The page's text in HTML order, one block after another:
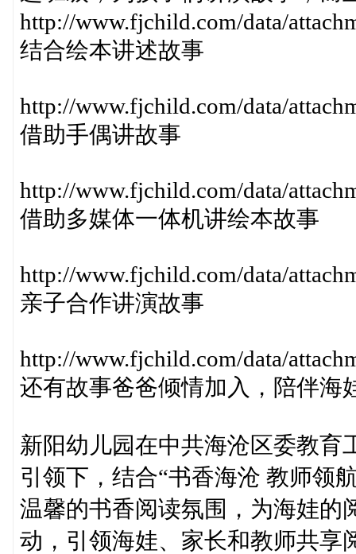
http://www.fjchild.com/data/
结合绘本讲述故事
http://www.fjchild.com/data/
借助手偶讲故事
http://www.fjchild.com/data/
借助多媒体一体机讲绘本故事
http://www.fjchild.com/data/
亲子合作讲演故事
http://www.fjchild.com/data/
还有故事爸爸倾情加入，陪伴海
新阳幼儿园在中共海沧区委教育
引领下，结合“书香海沧 教师领
温馨的书香阅读氛围，为海娃的
动，引领海娃、家长和教师共享